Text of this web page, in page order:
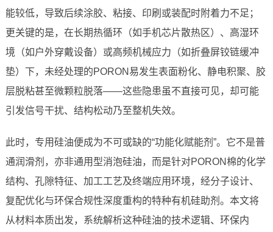
能较低，导致后续涂胶、粘接、印刷或装配时附着力不足；
更关键的是，在长期热循环（如手机芯片散热区）、高湿环
境（如户外穿戴设备）或高频机械应力（如折叠屏铰链缓冲
垫）下，未经处理的PORON易发生表面粉化、静电积聚、胶
层脱粘甚至微颗粒脱落——这些隐患虽不直接可见，却可能
引发信号干扰、结构松动乃至整机失效。
此时，专用硅油便成为不可或缺的“功能化赋能剂”。它不是普
通润滑剂，亦非通用型消泡硅油，而是针对PORON棉的化学
结构、孔隙特征、加工工艺及终端应用环境，经分子设计、
复配优化与环保合规性深度重构的特种有机硅助剂。本文将
从材料本质出发，系统解析这种硅油的技术逻辑、环保内